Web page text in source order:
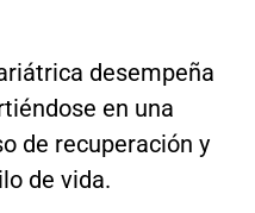
desempeña
en una
de recuperación y
de vida.